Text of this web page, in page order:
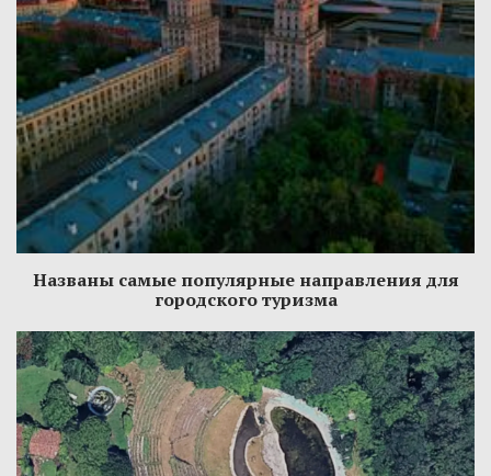
Названы самые популярные направления для
городского туризма